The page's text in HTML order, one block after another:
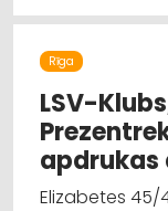
Rīga
LSV-
apdrukas
Elizabetes 45/